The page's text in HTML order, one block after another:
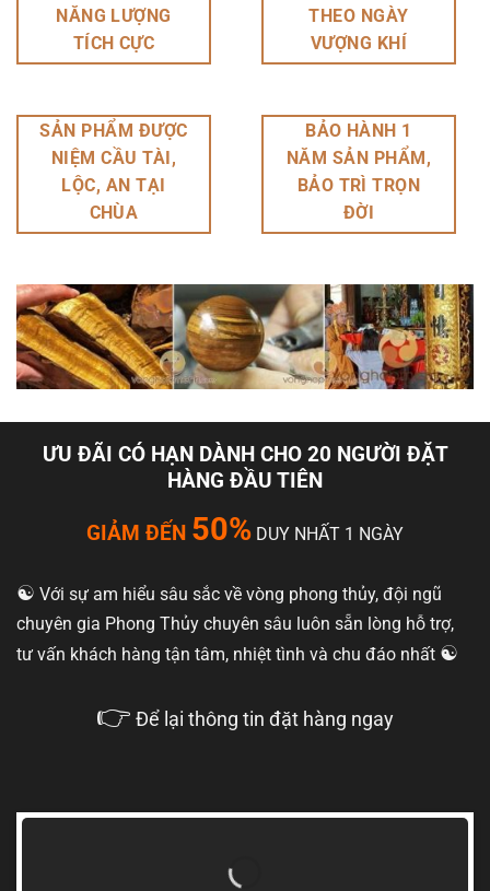
NĂNG LƯỢNG
TÍCH CỰC
THEO NGÀY
VƯỢNG KHÍ
SẢN PHẨM ĐƯỢC
NIỆM CẦU TÀI,
LỘC, AN TẠI
CHÙA
BẢO HÀNH 1
NĂM SẢN PHẨM,
BẢO TRÌ TRỌN
ĐỜI
ƯU ĐÃI CÓ HẠN DÀNH CHO 20 NGƯỜI ĐẶT
HÀNG ĐẦU TIÊN
GIẢM ĐẾN 50% DUY NHẤT 1 NGÀY
☯️ Với sự am hiểu sâu sắc về vòng phong thủy, đội ngũ
chuyên gia Phong Thủy chuyên sâu luôn sẵn lòng hỗ trợ,
tư vấn khách hàng tận tâm, nhiệt tình và chu đáo nhất ☯️
👉 Để lại thông tin đặt hàng ngay